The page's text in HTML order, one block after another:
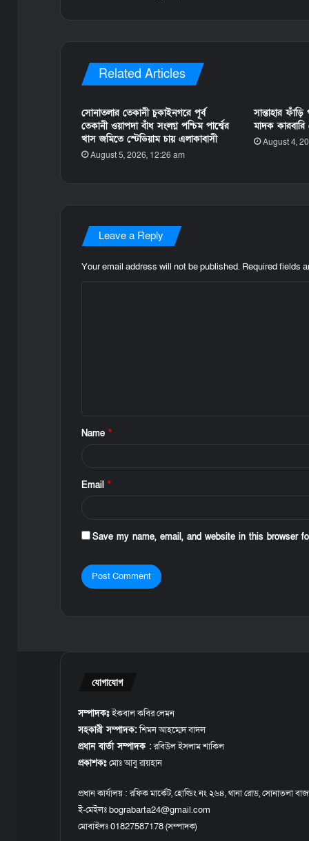
Related Articles
সোনাতলার তেকানী চুকাইনগরে পূর্ব
তেকানী ওয়াপদা বাঁধ সংলগ্ন পশ্চিম পার্শ্বের
খাস জমিতে স্টেডিয়াম চায় এলাকাবাসী
August 5, 2026, 12:26 am
সান্তাহার
মাদক কারবারি
August 4,
Leave a Reply
Your email address will not be published. Required fields
*
Name *
Email *
Save my name, email, and website in this browser
যোগাযোগ
সম্পাদকঃইকবাল কবির লেমন
সহকারী সম্পাদক:শিমন আহম্মেদ বাদল
প্রধান বার্তা সম্পাদক :রবিউল ইসলাম শাকিল
প্রকাশকঃমোঃ আবু রায়হান
প্রধান কার্যালয় : রফিক মার্কেট, হোল্ডিং নং ২৬৪, থানা রোড, সোনাতলা
ই-মেইলঃ bograbarta24@gmail.com
মোবাইলঃ 01827587178 (সম্পাদক)